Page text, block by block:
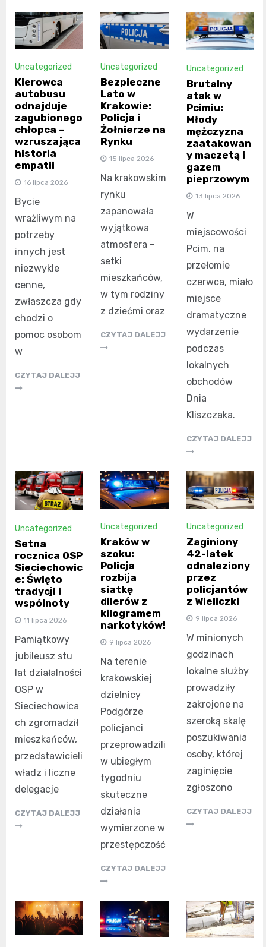
Uncategorized
Kierowca
autobusu
odnajduje
zagubionego
chłopca –
wzruszająca
historia
empatii
16 lipca 2026
Bycie
wrażliwym na
potrzeby
innych jest
niezwykle
cenne,
zwłaszcza gdy
chodzi o
pomoc osobom
w
CZYTAJ DALEJJ
Uncategorized
Bezpieczne
Lato w
Krakowie:
Policja i
Żołnierze na
Rynku
15 lipca 2026
Na krakowskim
rynku
zapanowała
wyjątkowa
atmosfera –
setki
mieszkańców,
w tym rodziny
z dziećmi oraz
CZYTAJ DALEJJ
Uncategorized
Brutalny
atak w
Pcimiu:
Młody
mężczyzna
zaatakowan
y maczetą i
gazem
pieprzowym
13 lipca 2026
W
miejscowości
Pcim, na
przełomie
czerwca, miało
miejsce
dramatyczne
wydarzenie
podczas
lokalnych
obchodów
Dnia
Kliszczaka.
CZYTAJ DALEJJ
Uncategorized
Setna
rocznica OSP
Sieciechowic
e: Święto
tradycji i
wspólnoty
11 lipca 2026
Pamiątkowy
jubileusz stu
lat działalności
OSP w
Sieciechowica
ch zgromadził
mieszkańców,
przedstawicieli
władz i liczne
delegacje
CZYTAJ DALEJJ
Uncategorized
Kraków w
szoku:
Policja
rozbija
siatkę
dilerów z
kilogramem
narkotyków!
9 lipca 2026
Na terenie
krakowskiej
dzielnicy
Podgórze
policjanci
przeprowadzili
w ubiegłym
tygodniu
skuteczne
działania
wymierzone w
przestępczość
CZYTAJ DALEJJ
Uncategorized
Zaginiony
42-latek
odnaleziony
przez
policjantów
z Wieliczki
9 lipca 2026
W minionych
godzinach
lokalne służby
prowadziły
zakrojone na
szeroką skalę
poszukiwania
osoby, której
zaginięcie
zgłoszono
CZYTAJ DALEJJ